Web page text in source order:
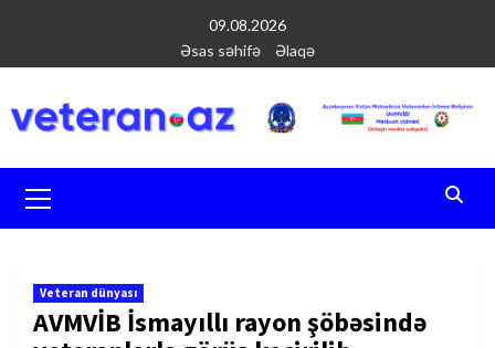
содержимому
09.08.2026
Əsas səhifə
Əlaqə
меню
Veteran dünyası
AVMVİB İsmayıllı rayon şöbəsində